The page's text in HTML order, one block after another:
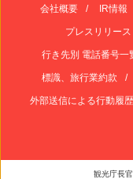
会社概要 IR情報
プレスリリース
行き先別 電話番号一
標識、旅行業約款
外部送信による行動履
観光庁長